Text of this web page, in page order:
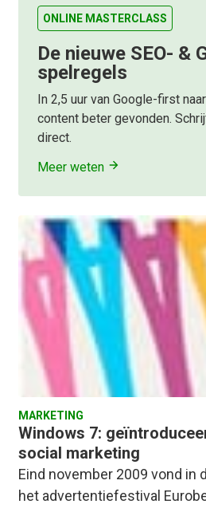
ONLINE MASTERCLASS
De nieuwe SEO- &
spelregels
In 2,5 uur van Google-first
content beter gevonden.
direct.
Meer weten
MARKETING
Windows 7:
social marketing
Eind november 2009 vond in
het advertentiefestival